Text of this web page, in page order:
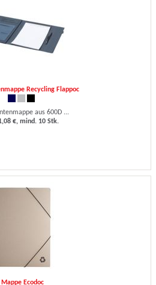
Recycling Flappoc
aus 600D ...
€, mind. 10 Stk.
Mappe Ecodoc